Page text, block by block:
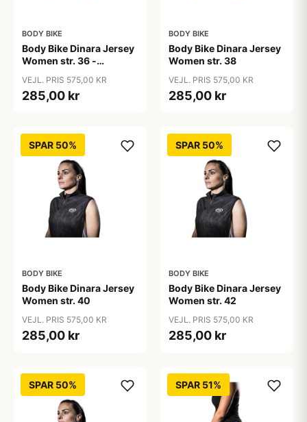
BODY BIKE
Body Bike Dinara Jersey
Women str. 36 -
- Comfort Collection -
sort
VEJL. PRIS 575,00 KR
285,00 kr
BODY BIKE
Body Bike Dinara Jersey
Women str. 38
VEJL. PRIS 575,00 KR
285,00 kr
SPAR 50%
BODY BIKE
Body Bike Dinara Jersey
Women str. 40
VEJL. PRIS 575,00 KR
285,00 kr
SPAR 50%
BODY BIKE
Body Bike Dinara Jersey
Women str. 42
VEJL. PRIS 575,00 KR
285,00 kr
SPAR 50% SPAR 51%